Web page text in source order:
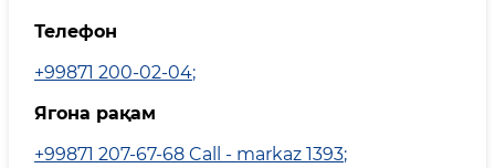
Телефон
+99871 200-02-04;
Ягона рақам
+99871 207-67-68 Call - markaz 1393;